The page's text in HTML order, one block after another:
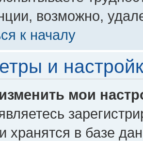
возможно,
к началу
и
мои
хранятся в базе